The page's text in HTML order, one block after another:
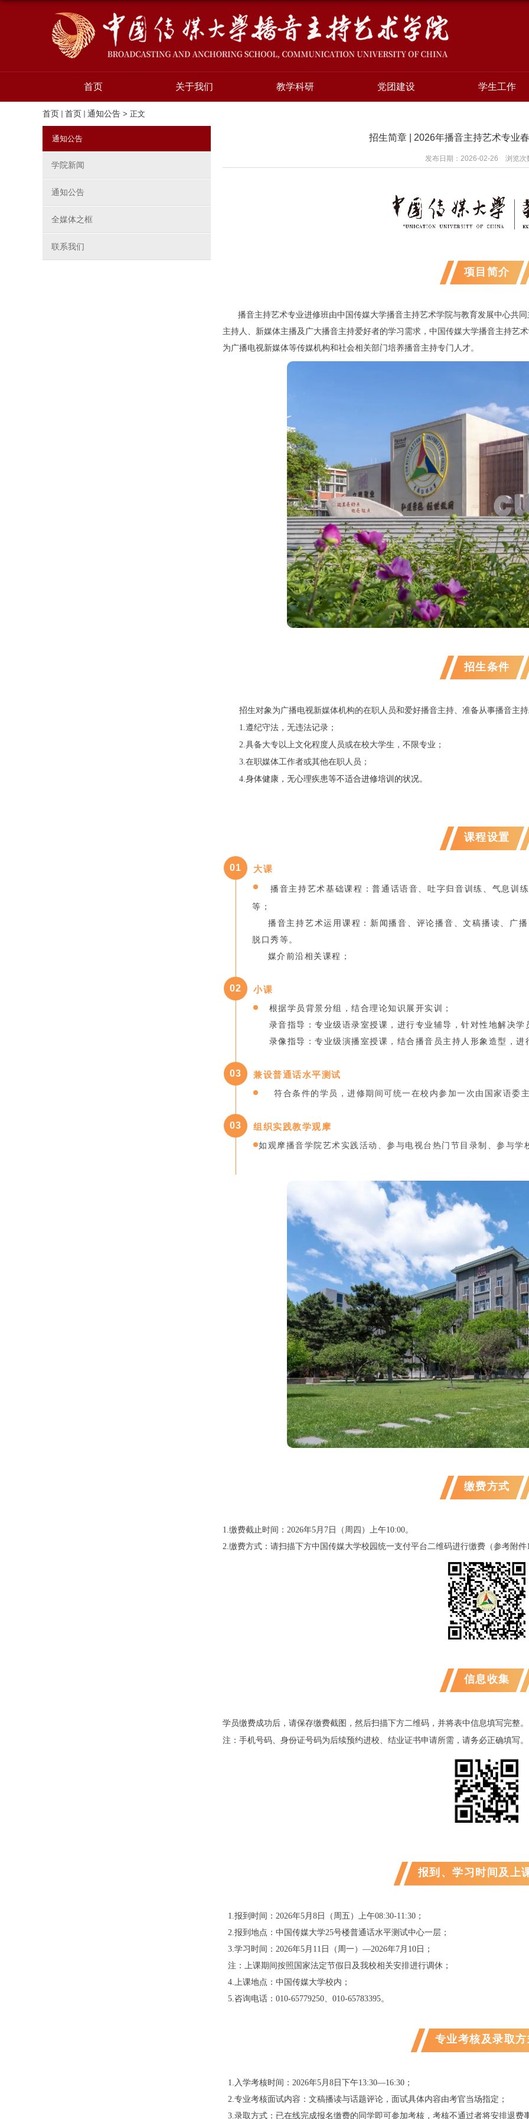
首页 关于我们 教学科研 党团建设 学生工作
首页 首页 通知公告 > 正文
通知公告
学院新闻
通知公告
全媒体之框
联系我们
招生简章 | 2026年播音主持艺术专业
发布日期：2026-02-26 浏览次
项目简介
播音主持艺术专业进修班由中国传媒大学播音主持艺术学院与教育发展中心共
主持人、新媒体主播及广大播音主持爱好者的学习需求，中国传媒大学播音主持艺
为广播电视新媒体等传媒机构和社会相关部门培养播音主持专门人才。
招生条件
招生对象为广播电视新媒体机构的在职人员和爱好播音主持、准备从事播音主
1.遵纪守法，无违法记录；
2.具备大专以上文化程度人员或在校大学生，不限专业；
3.在职媒体工作者或其他在职人员；
4.身体健康，无心理疾患等不适合进修培训的状况。
课程设置
01 大课
播音主持艺术基础课程：普通话语音、吐字归音训练、气息训
等；
播音主持艺术运用课程：新闻播音、评论播音、文稿播读、广
脱口秀等。
媒介前沿相关课程；
02 小课
根据学员背景分组，结合理论知识展开实训；
录音指导：专业级语录室授课，进行专业辅导，针对性地解决学
录像指导：专业级演播室授课，结合播音员主持人形象造型，
03 兼设普通话水平测试
符合条件的学员，进修期间可统一在校内参加一次由国家语委
03 组织实践教学观摩
如观摩播音学院艺术实践活动、参与电视台热门节目录制、参与学
缴费方式
1.缴费截止时间：2026年5月7日（周四）上午10:00。
2.缴费方式：请扫描下方中国传媒大学校园统一支付平台二维码进行缴费（参考附件
信息收集
学员缴费成功后，请保存缴费截图，然后扫描下方二维码，并将表中信息填写完整。
注：手机号码、身份证号码为后续预约进校、结业证书申请所需，请务必正确填写。
报到、学习时间及上
1.报到时间：2026年5月8日（周五）上午08:30-11:30；
2.报到地点：中国传媒大学25号楼普通话水平测试中心一层；
3.学习时间：2026年5月11日（周一）—2026年7月10日；
注：上课期间按照国家法定节假日及我校相关安排进行调休；
4.上课地点：中国传媒大学校内；
5.咨询电话：010-65779250、010-65783395。
专业考核及录取
1. 入学考核时间： 2026年5月8日下午13:30—16:30；
2.专业考核面试内容：文稿播读与话题评论，面试具体内容由考官当场指定；
3.录取方式：已在线完成报名缴费的同学即可参加考核，考核不通过者将安排退费